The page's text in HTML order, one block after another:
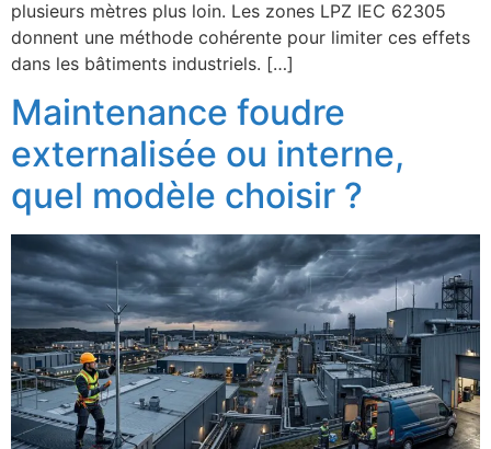
plusieurs mètres plus loin. Les zones LPZ IEC 62305
donnent une méthode cohérente pour limiter ces effets
dans les bâtiments industriels. […]
Maintenance foudre
externalisée ou interne,
quel modèle choisir ?